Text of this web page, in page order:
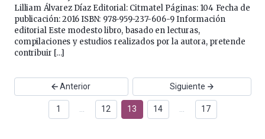
Lilliam Álvarez Díaz Editorial: Citmatel Páginas: 104 Fecha de
publicación: 2016 ISBN: 978-959-237-606-9 Información
editorial Este modesto libro, basado en lecturas,
compilaciones y estudios realizados por la autora, pretende
contribuir […]
Anterior Siguiente
1 … 12 13 14 … 17